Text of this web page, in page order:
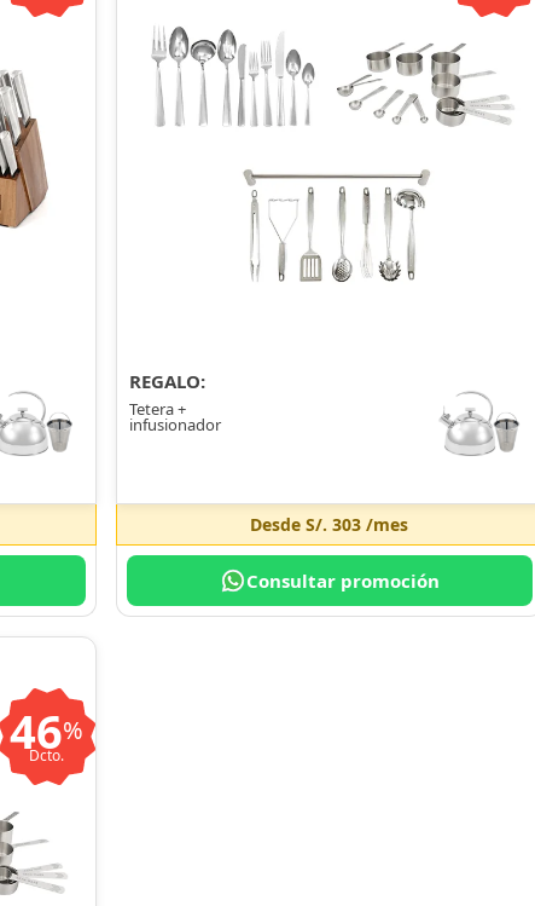
REGALO:
Tetera +
infusionador
DesdeS/. 303 /mes
Consultar promoción
46%
Dcto.